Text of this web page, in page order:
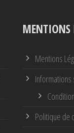
MENTIONS
Mentions
Politique de